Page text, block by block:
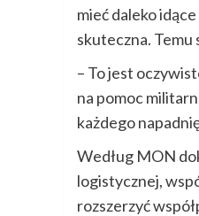
mieć daleko
skuteczna. Temu
– To jest
na pomoc
każdego
Według MON
logistycznej,
rozszerzyć